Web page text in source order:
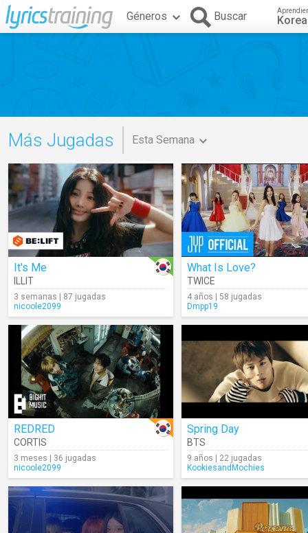
Géneros Buscar
Más Jugadas Esta Semana
It's Me
ILLIT
3 semanas | 87 jugadas
nicoole2099
What Is Love?
TWICE
4 años | 58 jugadas
Dmpp19
REDRED
CORTIS
3 meses | 36 jugadas
nicoole2099
Spring Day
BTS
9 años | 22 jugadas
KookiesandMochies